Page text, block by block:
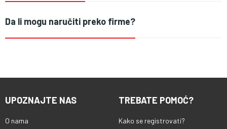
Da li mogu naručiti preko firme?
UPOZNAJTE NAS
O nama
TREBATE POMOĆ?
Kako se registrovati?